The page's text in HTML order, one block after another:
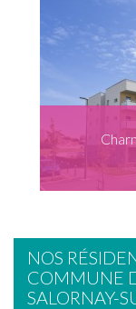
NOS
COMMUNE
SALORNAY-